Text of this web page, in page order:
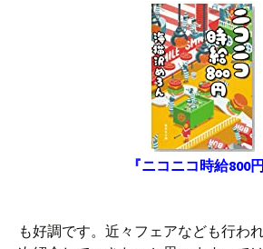
『ニコニコ時給800円
も好調です。近々フェアなども行わ